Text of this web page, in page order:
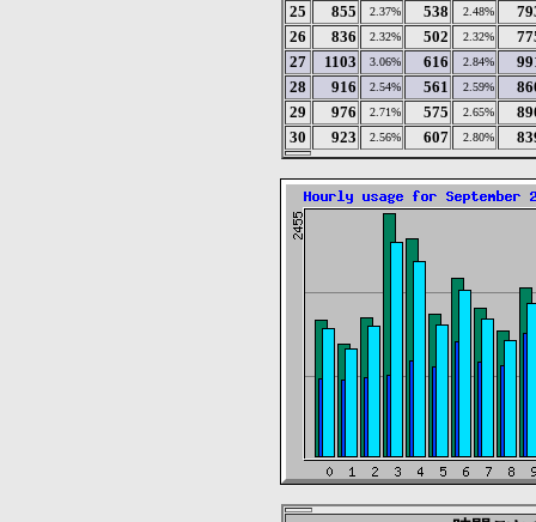
25
855 2.37% 538 2.48%
26
836 2.32% 502 2.32%
27
1103 3.06% 616 2.84%
28
916 2.54% 561 2.59%
29
976 2.71% 575 2.65%
30
923 2.56% 607 2.80%